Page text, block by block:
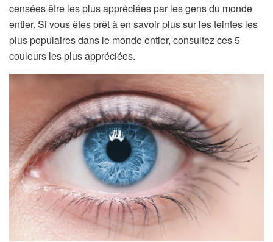
censées être les plus appréciées par les gens du monde
entier. Si vous êtes prêt à en savoir plus sur les teintes les
plus populaires dans le monde entier, consultez ces 5
couleurs les plus appréciées.